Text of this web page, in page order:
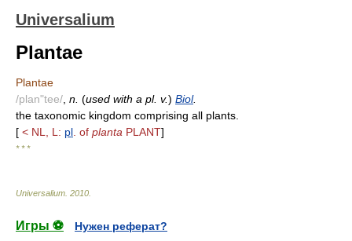
Universalium
Plantae
Plantae
/plan"tee/ n. (used with a pl. v.) Biol.
the taxonomic kingdom comprising all plants.
[ < NL, L: pl . of planta PLANT]
* * *
Universalium 2010
Игры ⚽
Нужен реферат?